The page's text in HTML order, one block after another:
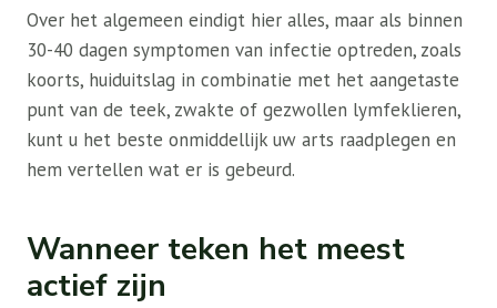
Over het algemeen eindigt hier alles, maar als binnen
30-40 dagen symptomen van infectie optreden, zoals
koorts, huiduitslag in combinatie met het aangetaste
punt van de teek, zwakte of gezwollen lymfeklieren,
kunt u het beste onmiddellijk uw arts raadplegen en
hem vertellen wat er is gebeurd.
Wanneer teken het meest
actief zijn